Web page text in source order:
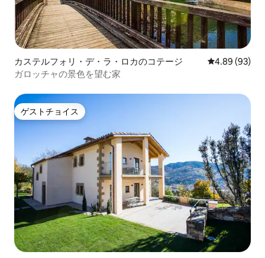
カステルフォリ・デ・ラ・ロカのコテージ レビュー93
4.89 (93)
ガロッチャの景色を望む家
ゲストチョイス
ゲストチョイス